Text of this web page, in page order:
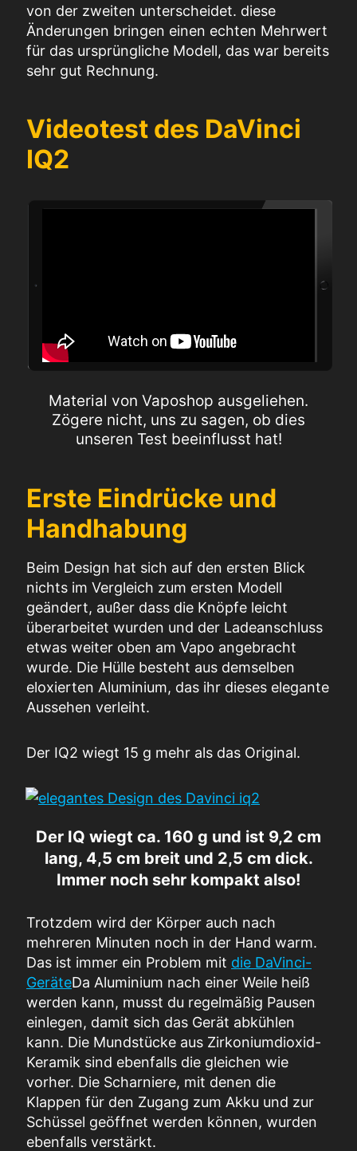
von der zweiten unterscheidet. diese
Änderungen bringen einen echten Mehrwert
für das ursprüngliche Modell, das war bereits
sehr gut Rechnung.
Videotest des DaVinci
IQ2
Material von Vaposhop ausgeliehen.
Zögere nicht, uns zu sagen, ob dies
unseren Test beeinflusst hat!
Erste Eindrücke und
Handhabung
Beim Design hat sich auf den ersten Blick
nichts im Vergleich zum ersten Modell
geändert, außer dass die Knöpfe leicht
überarbeitet wurden und der Ladeanschluss
etwas weiter oben am Vapo angebracht
wurde. Die Hülle besteht aus demselben
eloxierten Aluminium, das ihr dieses elegante
Aussehen verleiht.
Der IQ2 wiegt 15 g mehr als das Original.
Der IQ wiegt ca. 160 g und ist 9,2 cm
lang, 4,5 cm breit und 2,5 cm dick.
Immer noch sehr kompakt also!
Trotzdem wird der Körper auch nach
mehreren Minuten noch in der Hand warm.
Das ist immer ein Problem mit die DaVinci-
GeräteDa Aluminium nach einer Weile heiß
werden kann, musst du regelmäßig Pausen
einlegen, damit sich das Gerät abkühlen
kann. Die Mundstücke aus Zirkoniumdioxid-
Keramik sind ebenfalls die gleichen wie
vorher. Die Scharniere, mit denen die
Klappen für den Zugang zum Akku und zur
Schüssel geöffnet werden können, wurden
ebenfalls verstärkt.